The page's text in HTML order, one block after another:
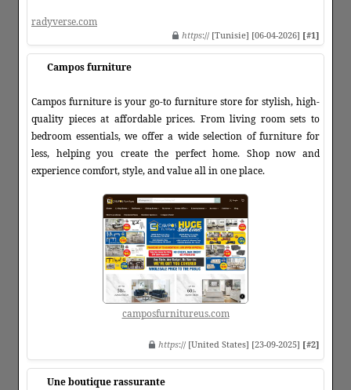
radyverse.com
https:// [Tunisie] [06-04-2026] [#1]
Campos furniture
Campos furniture is your go-to furniture store for stylish, high-
quality pieces at affordable prices. From living room sets to
bedroom essentials, we offer a wide selection of furniture for
less, helping you create the perfect home. Shop now and
experience comfort, style, and value all in one place.
camposfurnitureus.com
https:// [United States] [23-09-2025] [#2]
Une boutique rassurante